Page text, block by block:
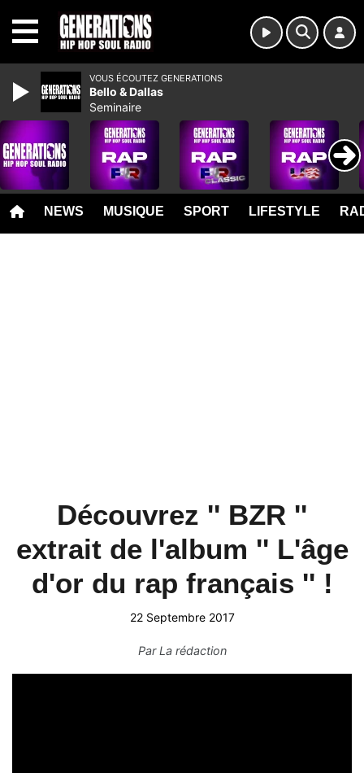
NEWS MUSIQUE SPORT LIFESTYLE
Découvrez '' BZR ''
extrait de l'album '' L'âge
d'or du rap français '' !
22 Septembre 2017
ParLa rédaction
VOUS ÉCOUTEZ GENERATIONS
Bello & Dallas
Seminaire